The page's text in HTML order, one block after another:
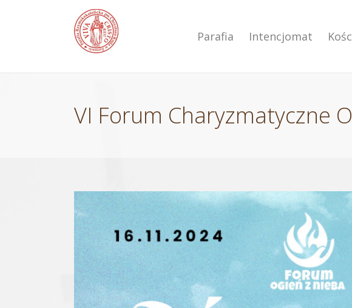
Parafia Intencjomat
VI Forum Charyzmatyczne
Pokaż
większy